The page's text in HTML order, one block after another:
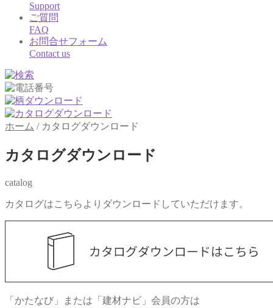
Support
ご質問
FAQ
お問合せフォーム
Contact us
ホーム / カタログダウンロード
カタログダウンロード
catalog
カタログはこちらよりダウンロードしていただけます。
「かたなび」または「建材ナビ」会員の方は